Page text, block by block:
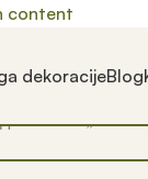
content
dekoracijeBlog
oзначен